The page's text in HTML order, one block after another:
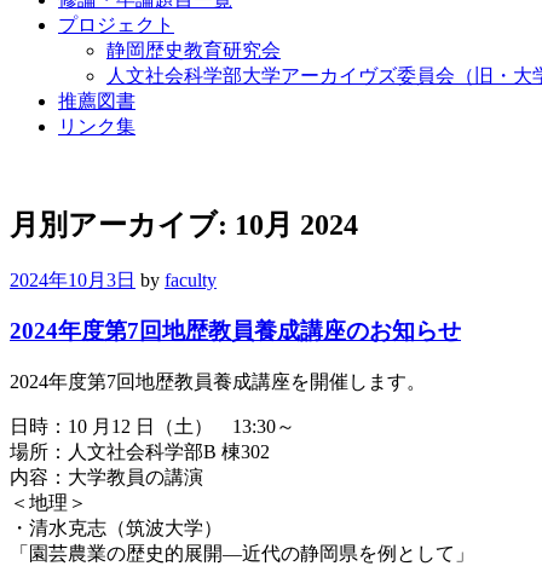
プロジェクト
静岡歴史教育研究会
人文社会科学部大学アーカイヴズ委員会（旧・大
推薦図書
リンク集
月別アーカイブ: 10月 2024
2024年10月3日 by faculty
2024年度第7回地歴教員養成講座のお知らせ
2024年度第7回地歴教員養成講座を開催します。
日時：10 月12 日（土） 13:30～
場所：人文社会科学部B 棟302
内容：大学教員の講演
＜地理＞
・清水克志（筑波大学）
「園芸農業の歴史的展開―近代の静岡県を例として」